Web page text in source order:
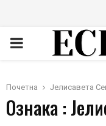
PRIMARY
Почетна Јелисавета
Ознака :